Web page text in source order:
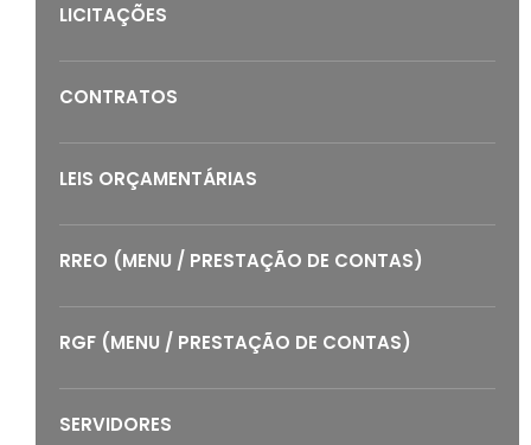
LICITAÇÕES
CONTRATOS
LEIS ORÇAMENTÁRIAS
RREO (MENU / PRESTAÇÃO DE CONTAS)
RGF (MENU / PRESTAÇÃO DE CONTAS)
SERVIDORES